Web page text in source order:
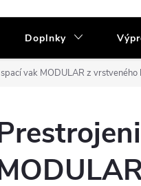
Doplnky
vak MODULAR z vrstveného